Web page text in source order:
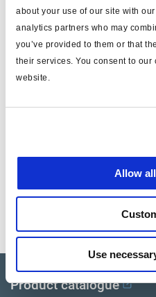
about your use of our site with
analytics partners who may
you’ve provided to them or that
their services. You consent to
website.
Allow
Use
Technische Daten
Typ
Sehen Sie sich alle
Bibliothek der Produktliteratur
Product catalogue